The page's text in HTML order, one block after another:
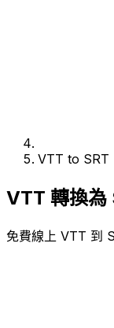
VTT to SRT
VTT 轉換為
免費線上 VTT 到